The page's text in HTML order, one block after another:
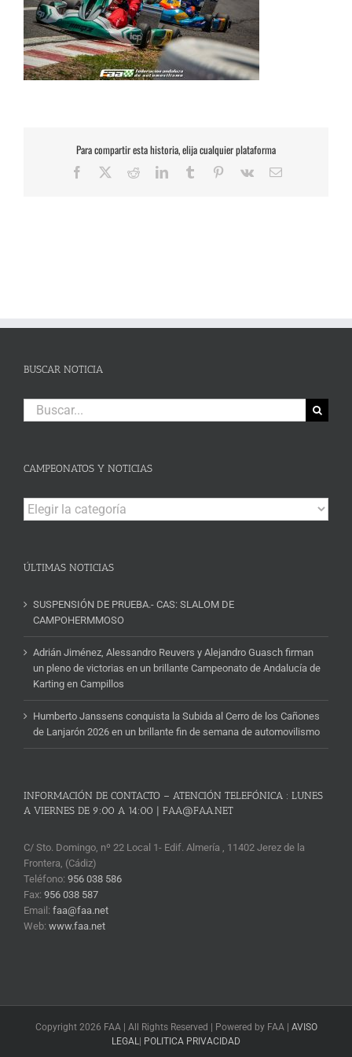
Para compartir esta historia, elija cualquier plataforma
Facebook RedditLinkedInTumblr Pinterest
Vk
Correo
BUSCAR NOTICIA
Buscar:
CAMPEONATOS Y NOTICIAS
Campeonatos
y
ÚLTIMAS NOTICIAS
SUSPENSIÓN DE PRUEBA.- CAS: SLALOM DE
CAMPOHERMMOSO
Adrián Jiménez, Alessandro Reuvers y Alejandro Guasch firman
un pleno de victorias en un brillante Campeonato de Andalucía de
Karting en Campillos
Humberto Janssens conquista la Subida al Cerro de los Cañones
de Lanjarón 2026 en un brillante fin de semana de automovilismo
INFORMACIÓN DE CONTACTO – ATENCIÓN TELEFÓNICA : LUNES
A VIERNES DE 9:00 A 14:00 | FAA@FAA.NET
C/ Sto. Domingo, nº 22 Local 1- Edif. Almería , 11402 Jerez de la
Frontera, (Cádiz)
Teléfono: 956 038 586
Fax: 956 038 587
Email: faa@faa.net
Web: www.faa.net
Copyright 2026 FAA | All Rights Reserved | Powered by FAA | AVISO
LEGAL | POLITICA PRIVACIDAD